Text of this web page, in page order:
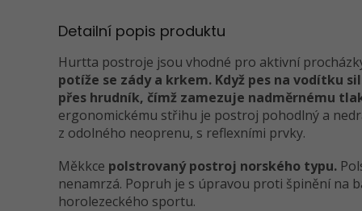
Detailní popis produktu
Hurtta postroje jsou vhodné pro aktivní
potíže se zády a krkem. Když pes na vodítku
přes hrudník, čímž zamezuje nadměrnému
ergonomickému střihu je postroj pohodlný a
z odolného neoprenu, s reflexními prvky.
Měkkce polstrovaný postroj norského typu.
nenamrzá. Popruh je s úpravou proti špinění na
horolezeckého sportu.